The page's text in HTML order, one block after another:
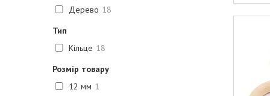
Дерево 18
Тип
Кільце 18
Розмір товару
12 мм 1